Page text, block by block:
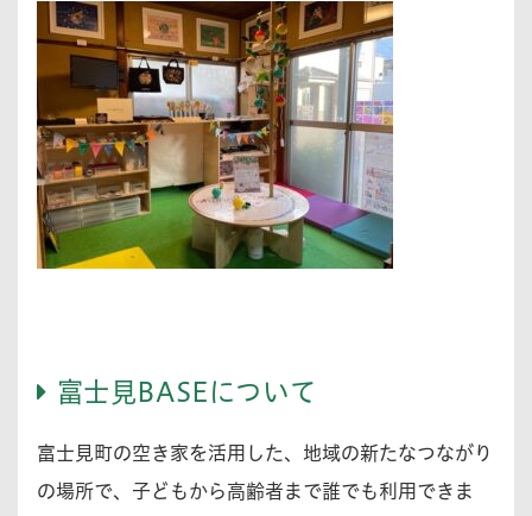
富士見BASEについて
富士見町の空き家を活用した、地域の新たなつながり
の場所で、子どもから高齢者まで誰でも利用できま